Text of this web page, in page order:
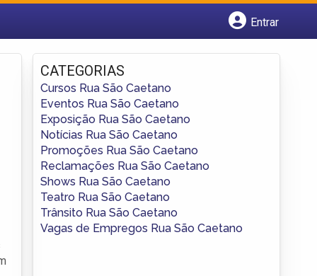
Entrar
Fazer login
Criar conta
CATEGORIAS
Cursos Rua São Caetano
Eventos Rua São Caetano
Exposição Rua São Caetano
Notícias Rua São Caetano
Promoções Rua São Caetano
Reclamações Rua São Caetano
Shows Rua São Caetano
Teatro Rua São Caetano
Trânsito Rua São Caetano
Vagas de Empregos Rua São Caetano